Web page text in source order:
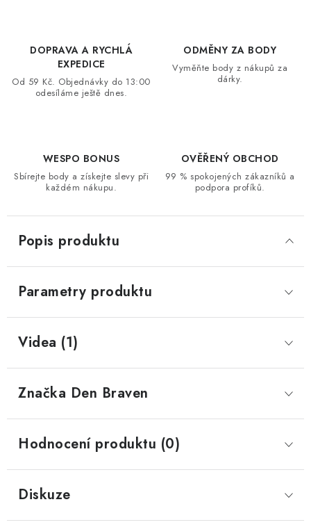
DOPRAVA A RYCHLÁ
EXPEDICE
Od 59 Kč. Objednávky do 13:00
odesíláme ještě dnes.
ODMĚNY ZA BODY
Vyměňte body z nákupů za
dárky.
WESPO BONUS
Sbírejte body a získejte slevy při
každém nákupu.
OVĚŘENÝ OBCHOD
99 % spokojených zákazníků a
podpora profíků.
Popis produktu
Parametry produktu
Videa (1)
Značka Den Braven
Hodnocení produktu (0)
Diskuze